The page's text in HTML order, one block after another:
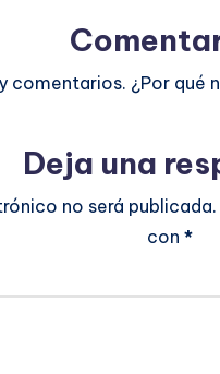
comentarios. ¿Por qué
Deja una
no será publicada.
con*